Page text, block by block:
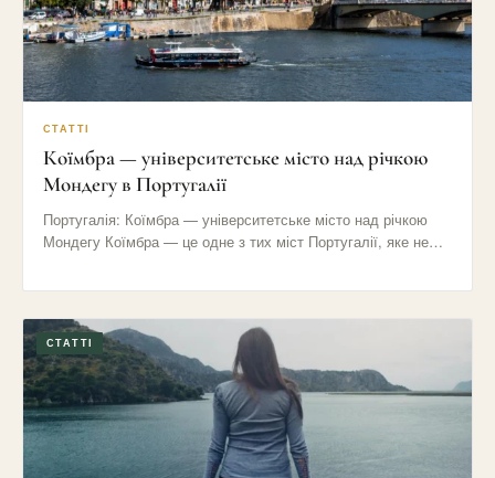
СТАТТІ
Коїмбра — університетське місто над річкою
Мондегу в Португалії
Португалія: Коїмбра — університетське місто над річкою
Мондегу Коїмбра — це одне з тих міст Португалії, яке не…
СТАТТІ